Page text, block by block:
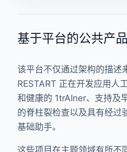
基于平台的公共产品
该平台不仅通过架构的描述
RESTART 正在开发应用人
和健康的 1trAIner、支持及
的脊柱裂检查以及具有经过
基础助手。
这些项目在主题领域有所不